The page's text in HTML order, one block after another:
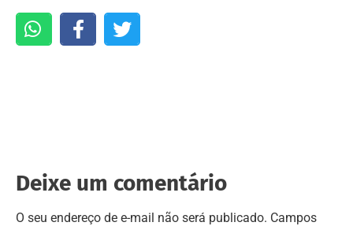
Deixe um comentário
O seu endereço de e-mail não será publicado. Campos